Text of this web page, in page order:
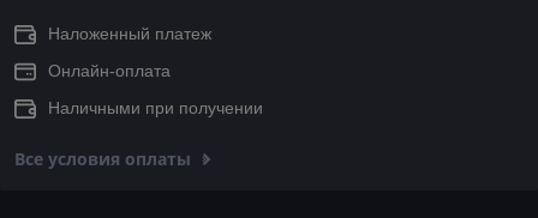
Наложенный платеж
Онлайн-оплата
Наличными при получении
Все условия оплаты